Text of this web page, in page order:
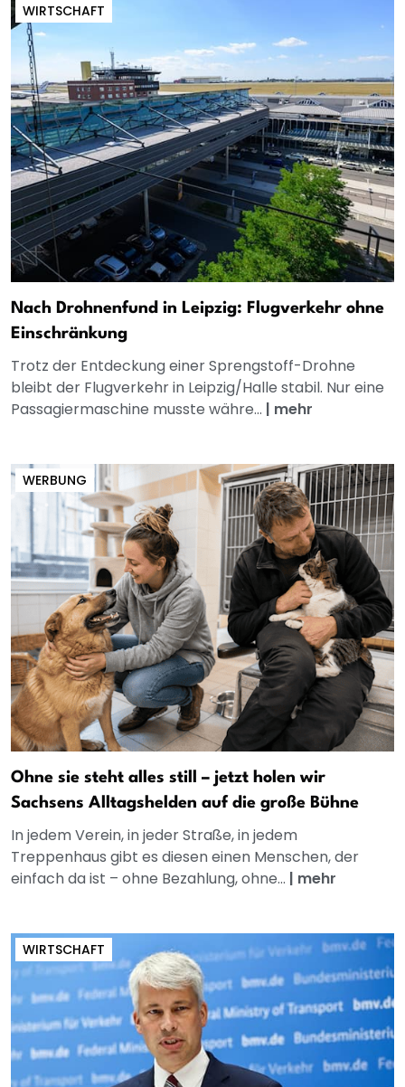
WIRTSCHAFT
Nach Drohnenfund in Leipzig: Flugverkehr ohne
Einschränkung
Trotz der Entdeckung einer Sprengstoff-Drohne
bleibt der Flugverkehr in Leipzig/Halle stabil. Nur eine
Passagiermaschine musste währe... | mehr
WERBUNG
Ohne sie steht alles still – jetzt holen wir
Sachsens Alltagshelden auf die große Bühne
In jedem Verein, in jeder Straße, in jedem
Treppenhaus gibt es diesen einen Menschen, der
einfach da ist – ohne Bezahlung, ohne... | mehr
WIRTSCHAFT